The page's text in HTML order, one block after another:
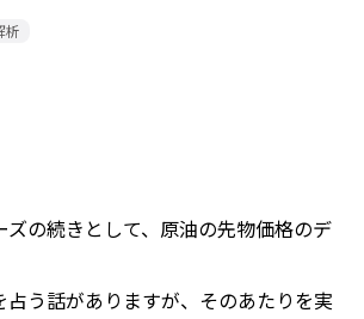
析
の続きとして、原油の先物価格のデ
う話がありますが、そのあたりを実